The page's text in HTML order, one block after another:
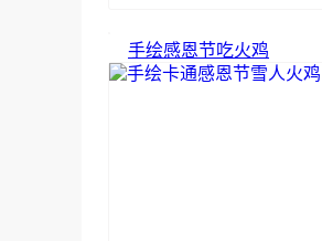
手绘感恩节吃火鸡